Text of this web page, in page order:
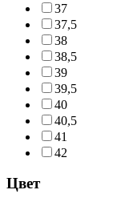
37
37,5
38
38,5
39
39,5
40
40,5
41
42
Цвет